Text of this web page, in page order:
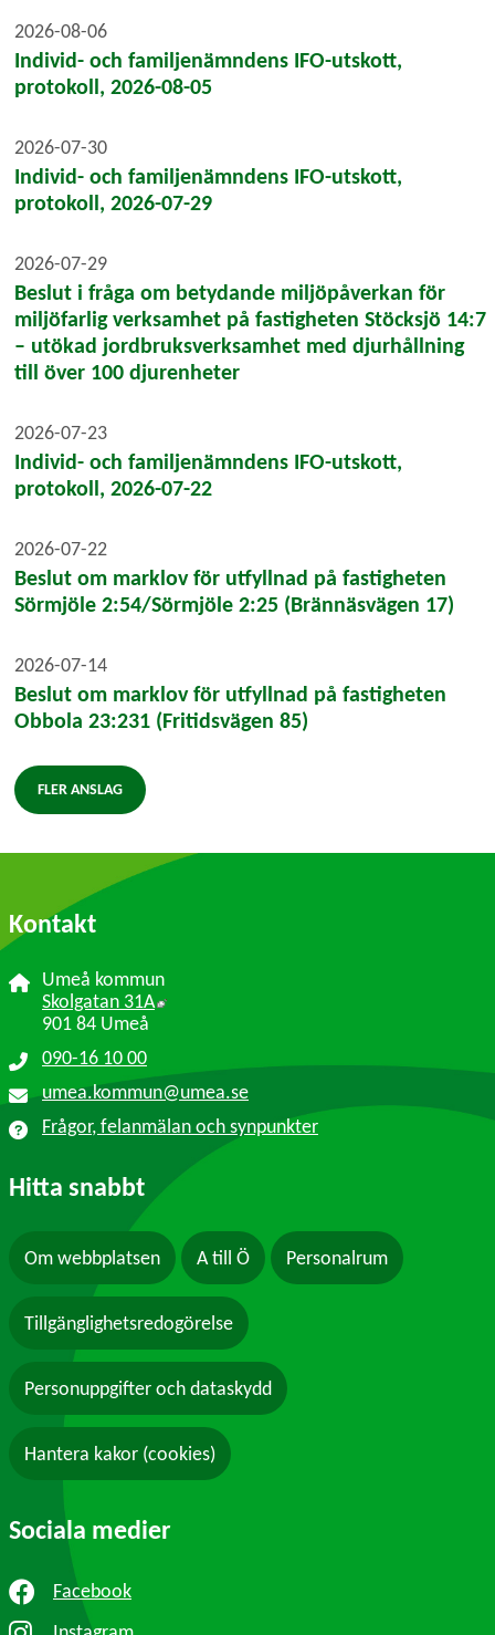
2026-08-06
Individ- och familjenämndens IFO-utskott,
protokoll, 2026-08-05
2026-07-30
Individ- och familjenämndens IFO-utskott,
protokoll, 2026-07-29
2026-07-29
Beslut i fråga om betydande miljöpåverkan för
miljöfarlig verksamhet på fastigheten Stöcksjö 14:7
– utökad jordbruksverksamhet med djurhållning
till över 100 djurenheter
2026-07-23
Individ- och familjenämndens IFO-utskott,
protokoll, 2026-07-22
2026-07-22
Beslut om marklov för utfyllnad på fastigheten
Sörmjöle 2:54/Sörmjöle 2:25 (Brännäsvägen 17)
2026-07-14
Beslut om marklov för utfyllnad på fastigheten
Obbola 23:231 (Fritidsvägen 85)
FLER ANSLAG
Kontakt
Umeå kommun
Skolgatan 31A Länk till annan webbplats, öppnas i nytt
901 84 Umeå
090-16 10 00
umea.kommun@umea.se
Frågor, felanmälan och synpunkter
Hitta snabbt
Om webbplatsen A till Ö Personalrum
Tillgänglighetsredogörelse
Personuppgifter och dataskydd
Hantera kakor (cookies)
Sociala medier
Facebook